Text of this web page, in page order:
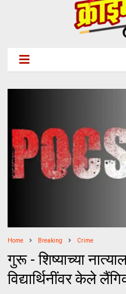
Home Breaking Crime
गुरू - शिष्याच्या
विद्यार्थिनींवर केले